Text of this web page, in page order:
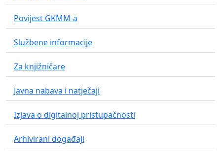
Povijest GKMM-a
Službene informacije
Za knjižničare
Javna nabava i natječaji
Izjava o digitalnoj pristupačnosti
Arhivirani događaji